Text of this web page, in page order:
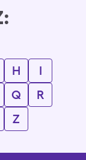
H
I
Q
R
Z